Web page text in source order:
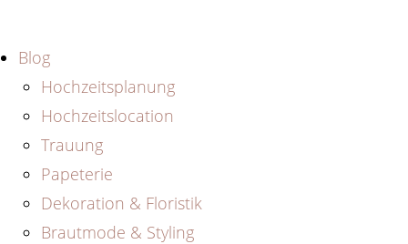
springen
Blog
Hochzeitsplanung
Hochzeitslocation
Trauung
Papeterie
Dekoration & Floristik
Brautmode & Styling